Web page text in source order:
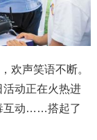
声笑语不断。
动正在火热进
互动……搭起了